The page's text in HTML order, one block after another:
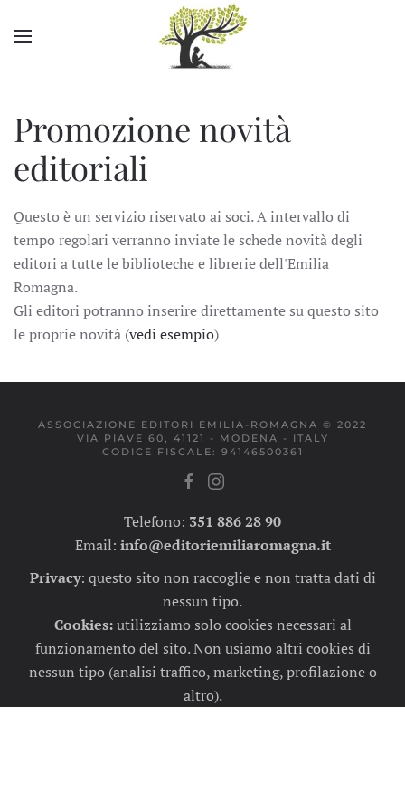
Skip to main content
Promozione novità
editoriali
Questo è un servizio riservato ai soci. A intervallo di
tempo regolari verranno inviate le schede novità degli
editori a tutte le biblioteche e librerie dell'Emilia
Romagna.
Gli editori potranno inserire direttamente su questo sito
le proprie novità (vedi esempio)
ASSOCIAZIONE EDITORI EMILIA-ROMAGNA © 2022
VIA PIAVE 60, 41121 - MODENA - ITALY
CODICE FISCALE: 94146500361
Telefono: 351 886 28 90
Email: info@editoriemiliaromagna.it
Privacy: questo sito non raccoglie e non tratta dati di
nessun tipo.
Cookies:utilizziamo solo cookies necessari al
funzionamento del sito. Non usiamo altri cookies di
nessun tipo (analisi traffico, marketing, profilazione o
altro).